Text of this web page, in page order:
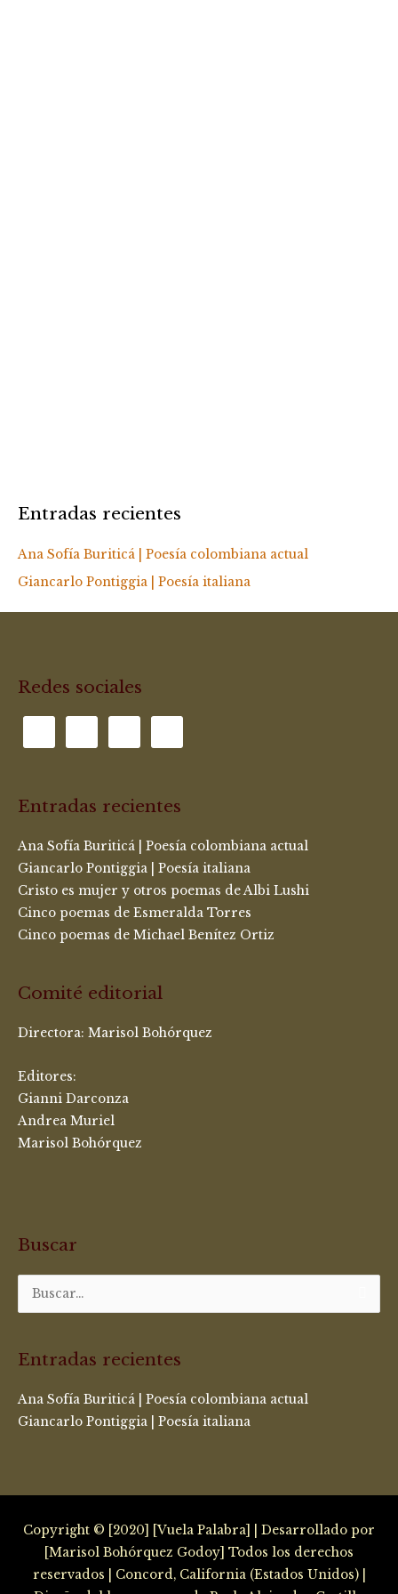
Entradas recientes
Ana Sofía Buriticá | Poesía colombiana actual
Giancarlo Pontiggia | Poesía italiana
Redes sociales
Entradas recientes
Ana Sofía Buriticá | Poesía colombiana actual
Giancarlo Pontiggia | Poesía italiana
Cristo es mujer y otros poemas de Albi Lushi
Cinco poemas de Esmeralda Torres
Cinco poemas de Michael Benítez Ortiz
Comité editorial
Directora: Marisol Bohórquez
Editores:
Gianni Darconza
Andrea Muriel
Marisol Bohórquez
Buscar
Buscar
Entradas recientes
Ana Sofía Buriticá | Poesía colombiana actual
Giancarlo Pontiggia | Poesía italiana
Copyright © [2020] [Vuela Palabra] | Desarrollado por
[Marisol Bohórquez Godoy] Todos los derechos
reservados | Concord, California (Estados Unidos) |